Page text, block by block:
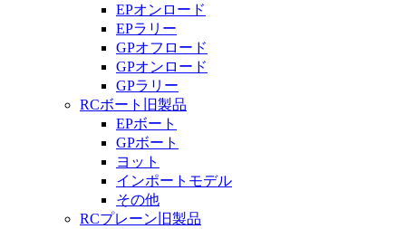
EPオンロード
EPラリー
GPオフロード
GPオンロード
GPラリー
RCボート旧製品
EPボート
GPボート
ヨット
インポートモデル
その他
RCプレーン旧製品